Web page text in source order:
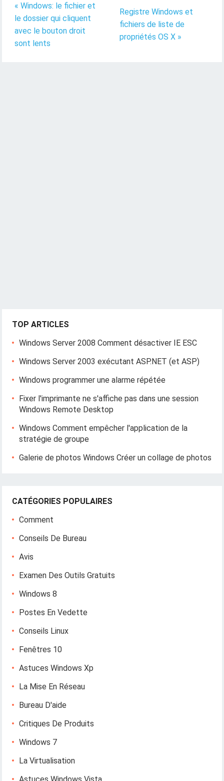
« Windows: le fichier et
le dossier qui cliquent
avec le bouton droit
sont lents
Registre Windows et
fichiers de liste de
propriétés OS X »
TOP ARTICLES
Windows Server 2008 Comment désactiver IE ESC
Windows Server 2003 exécutant ASP.NET (et ASP)
Windows programmer une alarme répétée
Fixer l'imprimante ne s'affiche pas dans une session
Windows Remote Desktop
Windows Comment empêcher l'application de la
stratégie de groupe
Galerie de photos Windows Créer un collage de photos
CATÉGORIES POPULAIRES
Comment
Conseils De Bureau
Avis
Examen Des Outils Gratuits
Windows 8
Postes En Vedette
Conseils Linux
Fenêtres 10
Astuces Windows Xp
La Mise En Réseau
Bureau D'aide
Critiques De Produits
Windows 7
La Virtualisation